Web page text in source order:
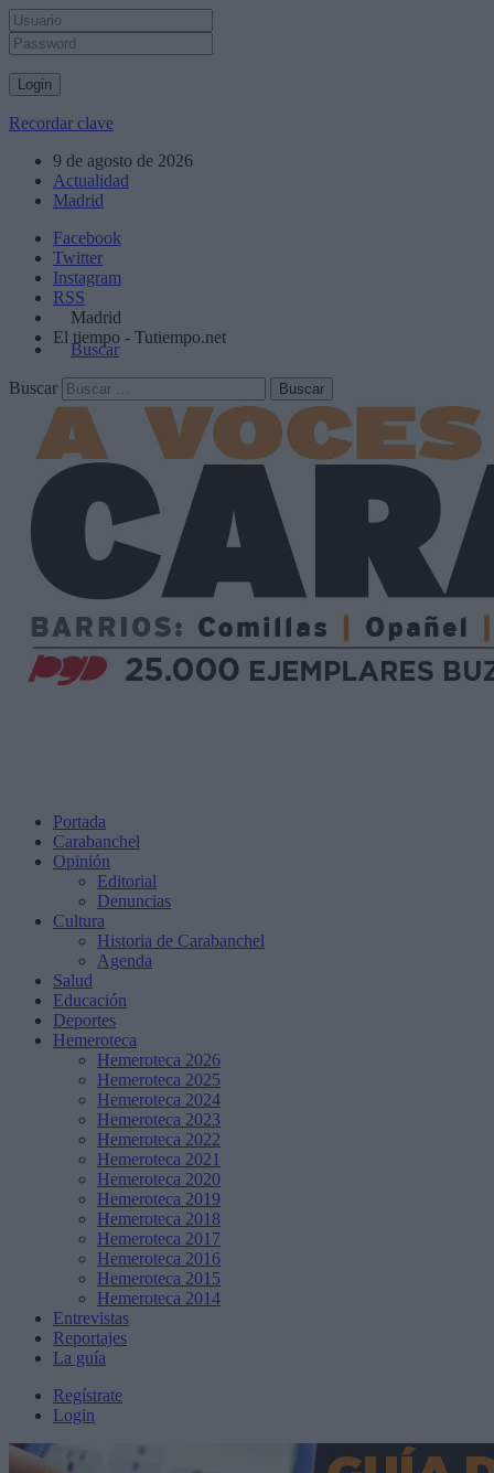
Recordar clave
9 de agosto de 2026
Actualidad
Madrid
Facebook
Twitter
Instagram
RSS
Madrid
El tiempo - Tutiempo.net
Buscar
Buscar
Portada
Carabanchel
Opinión
Editorial
Denuncias
Cultura
Historia de Carabanchel
Agenda
Salud
Educación
Deportes
Hemeroteca
Hemeroteca 2026
Hemeroteca 2025
Hemeroteca 2024
Hemeroteca 2023
Hemeroteca 2022
Hemeroteca 2021
Hemeroteca 2020
Hemeroteca 2019
Hemeroteca 2018
Hemeroteca 2017
Hemeroteca 2016
Hemeroteca 2015
Hemeroteca 2014
Entrevistas
Reportajes
La guía
Regístrate
Login